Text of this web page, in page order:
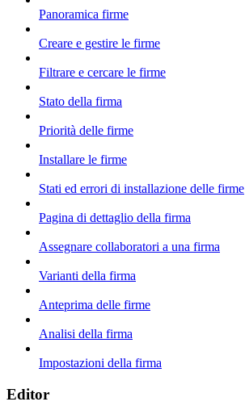
Panoramica firme
Creare e gestire le firme
Filtrare e cercare le firme
Stato della firma
Priorità delle firme
Installare le firme
Stati ed errori di installazione delle firme
Pagina di dettaglio della firma
Assegnare collaboratori a una firma
Varianti della firma
Anteprima delle firme
Analisi della firma
Impostazioni della firma
Editor